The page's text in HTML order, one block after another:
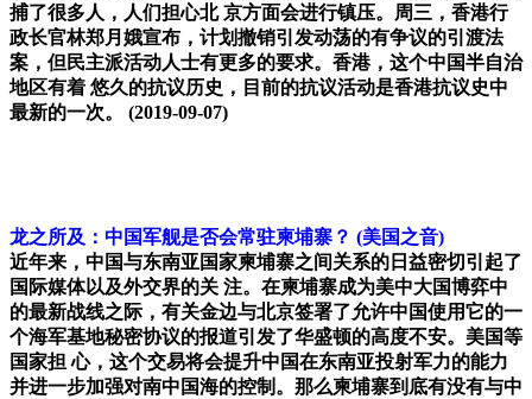
捕了很多人，人们担心北 京方面会进行镇压。周三，香港行
政长官林郑月娥宣布，计划撤销引发动荡的有争议的引渡法
案，但民主派活动人士有更多的要求。香港，这个中国半自治
地区有着 悠久的抗议历史，目前的抗议活动是香港抗议史中
最新的一次。
(2019-09-07)
龙之所及：中国军舰是否会常驻柬埔寨？ (美国之音)
近年来，中国与东南亚国家柬埔寨之间关系的日益密切引起了
国际媒体以及外交界的关 注。在柬埔寨成为美中大国博弈中
的最新战线之际，有关金边与北京签署了允许中国使用它的一
个海军基地秘密协议的报道引发了华盛顿的高度不安。美国等
国家担 心，这个交易将会提升中国在东南亚投射军力的能力
并进一步加强对南中国海的控制。那么柬埔寨到底有没有与中